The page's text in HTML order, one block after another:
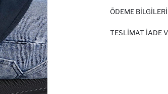
ÖDEME BİLGİLERİ
TESLIMAT İADE